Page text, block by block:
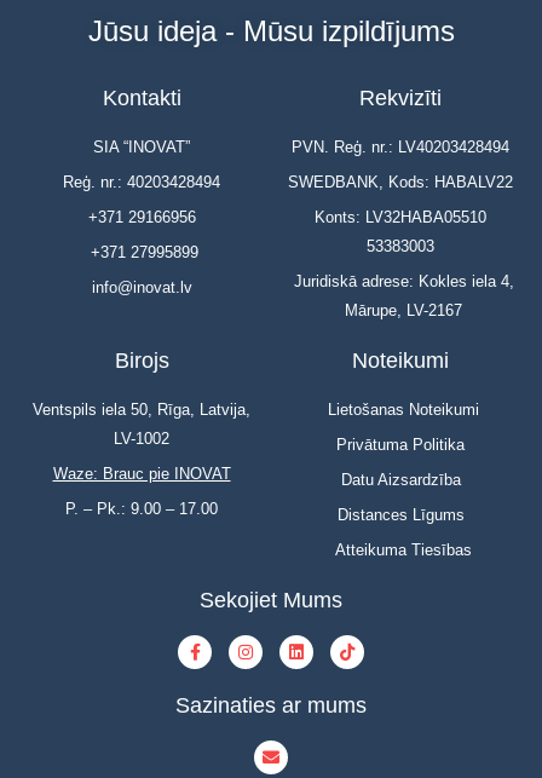
Jūsu ideja - Mūsu izpildījums
Kontakti
SIA “INOVAT”
Reģ. nr.: 40203428494
+371 29166956
+371 27995899
info@inovat.lv
Rekvizīti
PVN. Reģ. nr.: LV40203428494
SWEDBANK, Kods: HABALV22
Konts: LV32HABA05510
53383003
Juridiskā adrese: Kokles iela 4,
Mārupe, LV-2167
Birojs
Ventspils iela 50, Rīga, Latvija,
LV-1002
Waze: Brauc pie INOVAT
P. – Pk.: 9.00 – 17.00
Noteikumi
Lietošanas Noteikumi
Privātuma Politika
Datu Aizsardzība
Distances Līgums
Atteikuma Tiesības
Sekojiet Mums
Sazinaties ar mums